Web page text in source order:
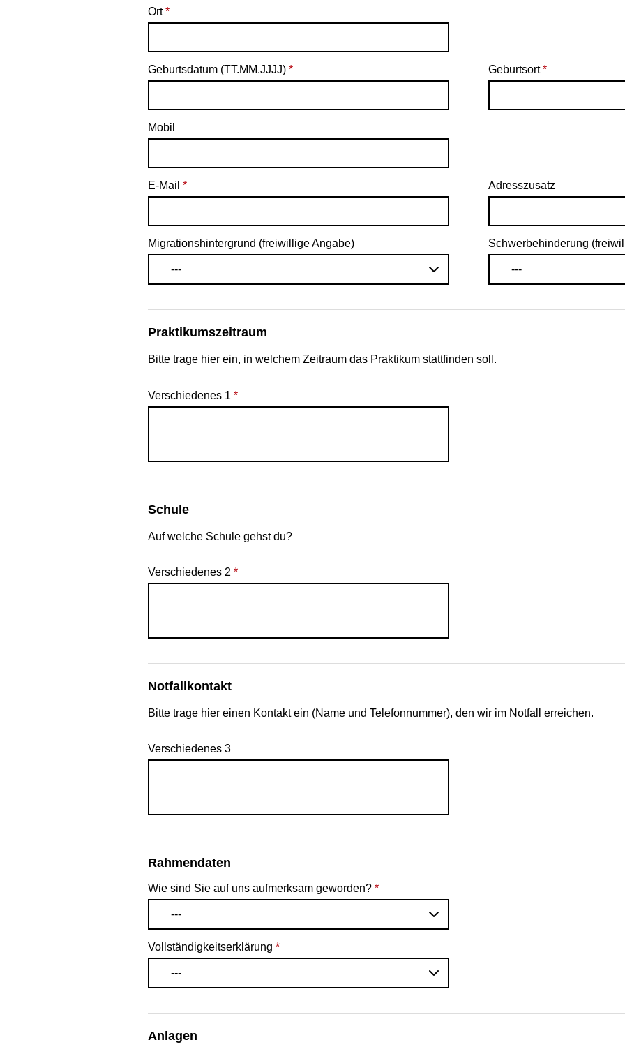
Ort*
Geburtsdatum (TT.MM.JJJJ) * Geburtsort*
Mobil
E-Mail * Adresszusatz
Migrationshintergrund (freiwillige Angabe)
---
Schwerbehinderung
---
Praktikumszeitraum
Bitte trage hier ein, in welchem Zeitraum das Praktikum stattfinden soll.
Verschiedenes 1 *
Schule
Auf welche Schule gehst du?
Verschiedenes 2 *
Notfallkontakt
Bitte trage hier einen Kontakt ein (Name und Telefonnummer), den wir im Notfall erreichen.
Verschiedenes 3
Rahmendaten
Wie sind Sie auf uns aufmerksam geworden? *
---
Vollständigkeitserklärung *
---
Anlagen